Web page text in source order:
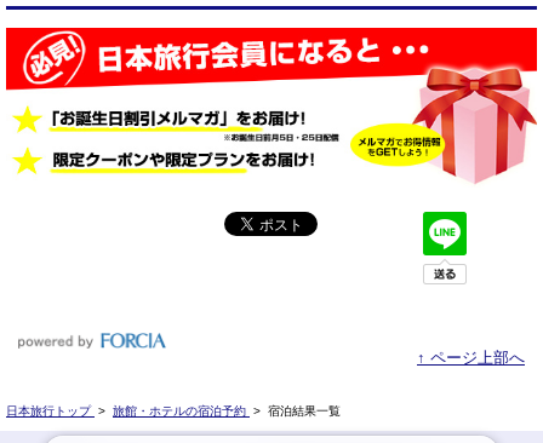
↑ ページ上部へ
日本旅行トップ > 旅館・ホテルの宿泊予約 > 宿泊結果一覧